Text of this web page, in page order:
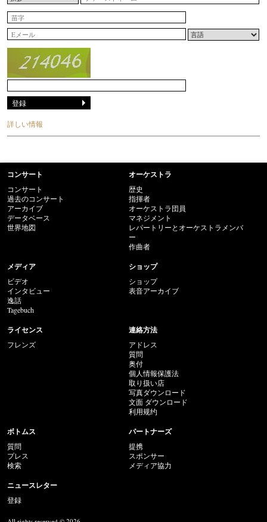
詳しい情報
コンサート
コンサート
過去のコンサート
アーカイブ
データベース
世界地図
オーケストラ
歴史
指揮者
オーケストラ団員
マネジメント
レパートリーとオーケストラメンバ
ー
作曲者
メディア
ビデオ
インタビュー
逸話
Tagebuch
ショップ
ショップ
表音アーカイブ
ライセンス
フレンズ
連絡方法
アドレス
質問
奥付
個人情報保護法
取り扱い店
写真ダウンロード
文面 ダウンロード
利用规约
ボトムス
質問
プレス
検索
パートナーズ
提携
スポンサー
メディア協力
ニュースレター
登録